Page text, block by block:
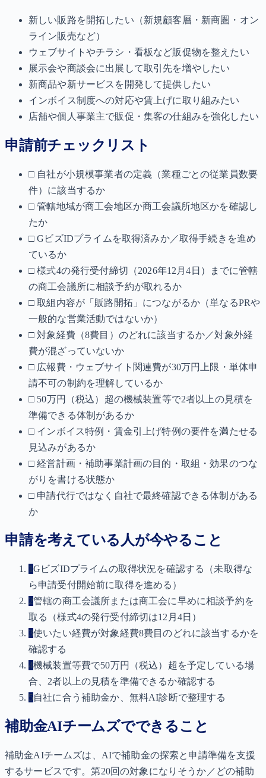
新しい販路を開拓したい（新規顧客層・新商圏・オン
ライン販売など）
ウェブサイトやチラシ・看板など販促物を整えたい
展示会や商談会に出展して取引先を増やしたい
新商品や新サービスを開発して提供したい
インボイス制度への対応や賃上げに取り組みたい
店舗や個人事業主で販促・集客の仕組みを強化したい
申請前チェックリスト
□ 自社が小規模事業者の定義（業種ごとの従業員数要
件）に該当するか
□ 管轄地域が商工会地区か商工会議所地区かを確認し
たか
□ GビズIDプライムを取得済みか／取得手続きを進め
ているか
□ 様式4の発行受付締切（2026年12月4日）までに管轄
の商工会議所に相談予約が取れるか
□ 取組内容が「販路開拓」につながるか（単なるPRや
一般的な営業活動ではないか）
□ 対象経費（8費目）のどれに該当するか／対象外経
費が混ざっていないか
□ 広報費・ウェブサイト関連費が30万円上限・単体申
請不可の制約を理解しているか
□ 50万円（税込）超の機械装置等で2者以上の見積を
準備できる体制があるか
□ インボイス特例・賃金引上げ特例の要件を満たせる
見込みがあるか
□ 経営計画・補助事業計画の目的・取組・効果のつな
がりを書ける状態か
□ 申請代行ではなく自社で最終確認できる体制がある
か
申請を考えている人が今やること
1GビズIDプライムの取得状況を確認する（未取得な
ら申請受付開始前に取得を進める）
2管轄の商工会議所または商工会に早めに相談予約を
取る（様式4の発行受付締切は12月4日）
3使いたい経費が対象経費8費目のどれに該当するかを
確認する
4機械装置等費で50万円（税込）超を予定している場
合、2者以上の見積を準備できるか確認する
5自社に合う補助金か、無料AI診断で整理する
補助金AIチームズでできること
補助金AIチームズは、AIで補助金の探索と申請準備を支援
するサービスです。第20回の対象になりそうか／どの補助